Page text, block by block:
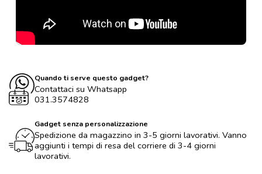
Quando ti serve questo gadget?
Contattaci su Whatsapp
031.3574828
Gadget senza personalizzazione
Spedizione da magazzino in 3-5 giorni lavorativi. Vanno
aggiunti i tempi di resa del corriere di 3-4 giorni
lavorativi.